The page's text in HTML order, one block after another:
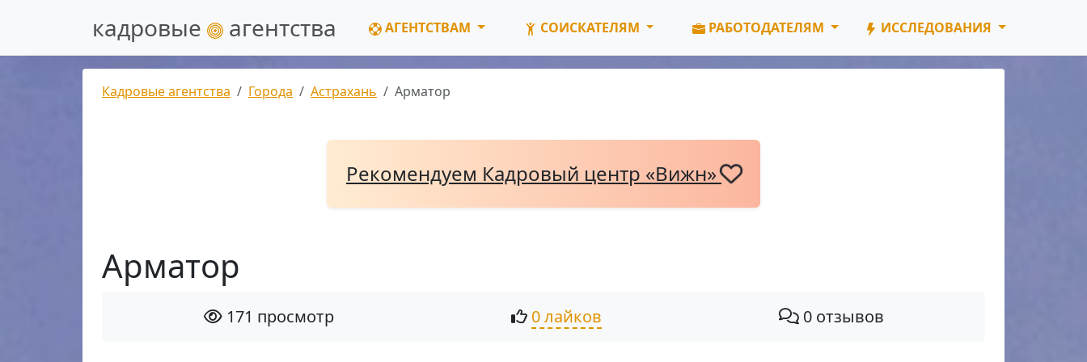
кадровые агентства АГЕНТСТВАМ СОИСКАТЕЛЯМ РАБОТОДАТЕЛЯМ ИССЛЕДОВАНИЯ
Кадровые агентства Города Астрахань Арматор
Рекомендуем Кадровый центр «Вижн»
Арматор
171 просмотр 0 лайков 0 отзывов